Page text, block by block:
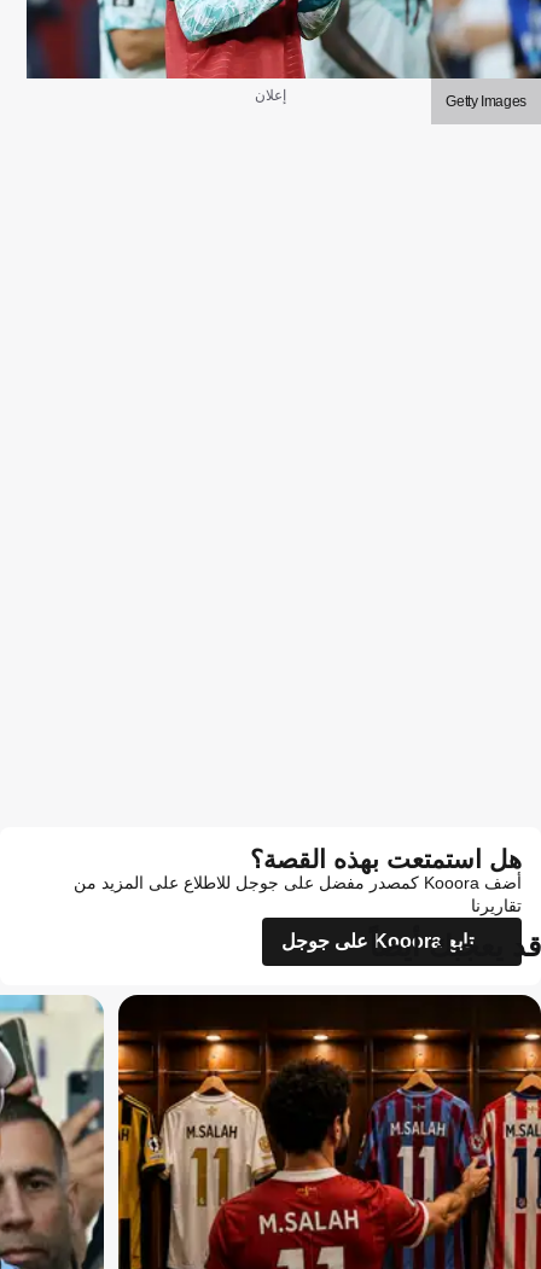
Getty Images إعلان
هل استمتعت بهذه القصة؟
أضف Kooora كمصدر مفضل على جوجل للاطلاع على المزيد من
تقاريرنا
تابع Kooora على جوجل
قد يعجبك أيضاً